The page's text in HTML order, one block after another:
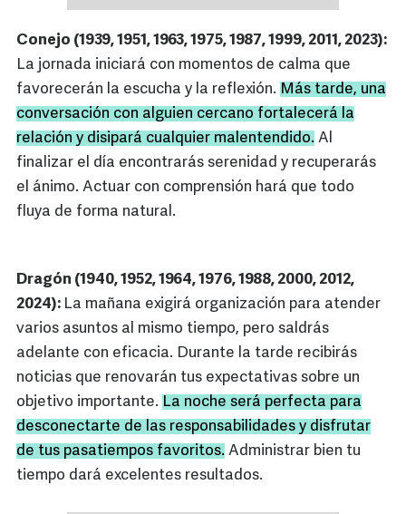
Conejo (1939, 1951, 1963, 1975, 1987, 1999, 2011, 2023):
La jornada iniciará con momentos de calma que
favorecerán la escucha y la reflexión. Más tarde, una
conversación con alguien cercano fortalecerá la
relación y disipará cualquier malentendido. Al
finalizar el día encontrarás serenidad y recuperarás
el ánimo. Actuar con comprensión hará que todo
fluya de forma natural.
Dragón (1940, 1952, 1964, 1976, 1988, 2000, 2012,
2024): La mañana exigirá organización para atender
varios asuntos al mismo tiempo, pero saldrás
adelante con eficacia. Durante la tarde recibirás
noticias que renovarán tus expectativas sobre un
objetivo importante. La noche será perfecta para
desconectarte de las responsabilidades y disfrutar
de tus pasatiempos favoritos. Administrar bien tu
tiempo dará excelentes resultados.